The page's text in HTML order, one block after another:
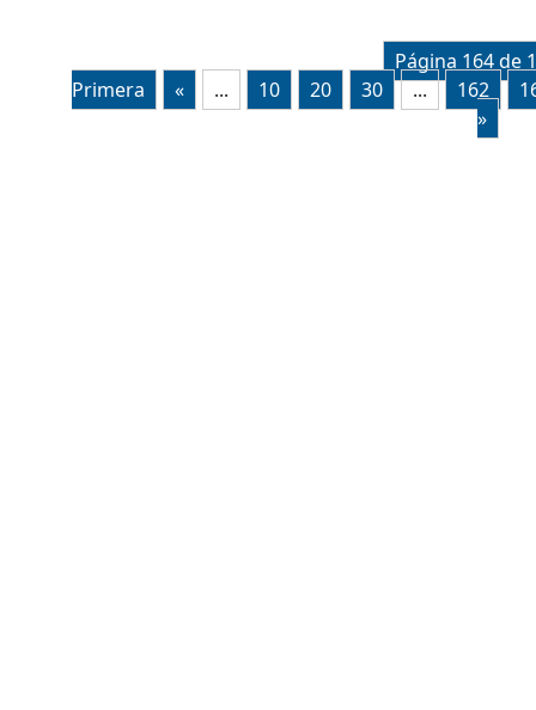
Página 164 de
Primera
« ... 10 20 30 ... 162
»